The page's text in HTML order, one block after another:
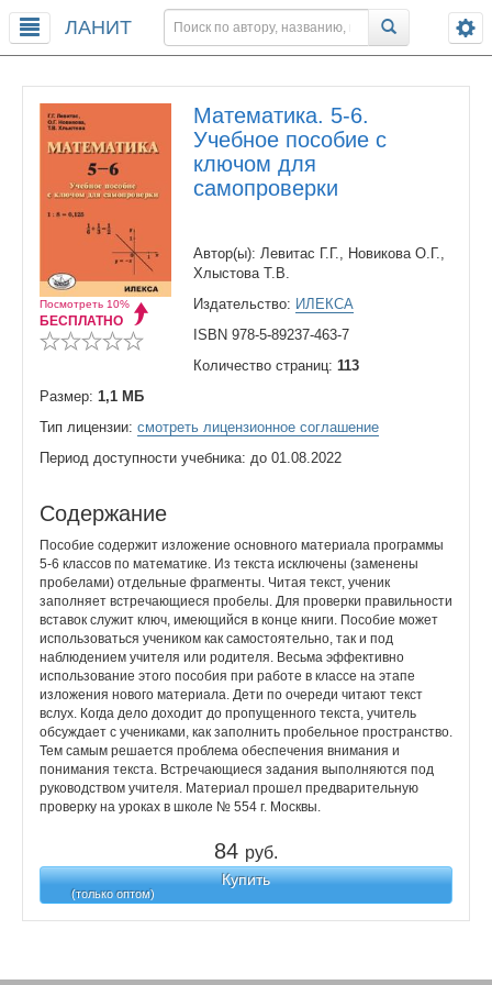
ЛАНИТ
Посмотреть 10%
БЕСПЛАТНО
Математика. 5-6.
Учебное пособие с
ключом для
самопроверки
Автор(ы): Левитас Г.Г., Новикова О.Г.,
Хлыстова Т.В.
Издательство: ИЛЕКСА
ISBN 978-5-89237-463-7
Количество страниц: 113
Размер: 1,1 МБ
Тип лицензии: смотреть лицензионное соглашение
Период доступности учебника: до 01.08.2022
Содержание
Пособие содержит изложение основного материала программы
5-6 классов по математике. Из текста исключены (заменены
пробелами) отдельные фрагменты. Читая текст, ученик
заполняет встречающиеся пробелы. Для проверки правильности
вставок служит ключ, имеющийся в конце книги. Пособие может
использоваться учеником как самостоятельно, так и под
наблюдением учителя или родителя. Весьма эффективно
использование этого пособия при работе в классе на этапе
изложения нового материала. Дети по очереди читают текст
вслух. Когда дело доходит до пропущенного текста, учитель
обсуждает с учениками, как заполнить пробельное пространство.
Тем самым решается проблема обеспечения внимания и
понимания текста. Встречающиеся задания выполняются под
руководством учителя. Материал прошел предварительную
проверку на уроках в школе № 554 г. Москвы.
84 руб.
Купить
(только оптом)